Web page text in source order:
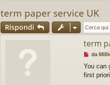
m
en
term paper service UK
Rispondi
term
M
s
s
da
You can
first